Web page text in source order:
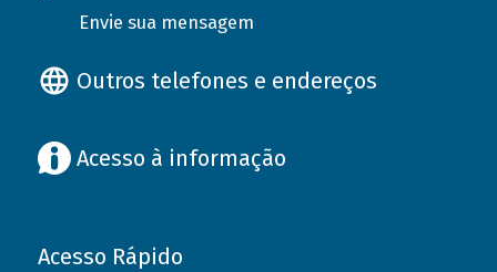
Envie sua mensagem
Outros telefones e endereços
Acesso à informação
Acesso Rápido